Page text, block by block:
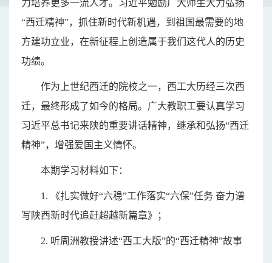
力培养更多一流人才。习近平勉励广大师生大力弘扬
“西迁精神”，抓住新时代新机遇，到祖国最需要的地
方建功立业，在新征程上创造属于我们这代人的历史
功绩。
作为上世纪西迁的院校之一，西工大历经三次西
迁，最终形成了如今的格局。广大教职工要认真学习
习近平总书记来陕的重要讲话精神，继承和弘扬“西迁
精神”，增强爱国主义情怀。
本期学习材料如下：
1. 《扎实做好“六稳”工作落实“六保”任务 奋力谱
写陕西新时代追赶超越新篇章》；
2. 听周洲教授讲述“西工大版”的“西迁精神”故事